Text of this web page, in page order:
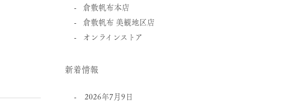
倉敷帆布本店
倉敷帆布 美観地区店
オンラインストア
新着情報
2026年7月9日